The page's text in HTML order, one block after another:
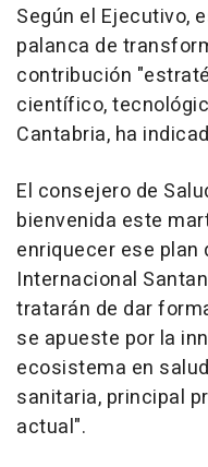
Según el Ejecutivo,
palanca de
contribución
científico,
Cantabria, ha
El consejero de
bienvenida este
enriquecer ese plan
Internacional
tratarán de dar
se apueste por la
ecosistema en
sanitaria, principal
actual".